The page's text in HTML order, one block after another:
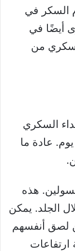
السكر في
أيضًا في
من
السكري
كل يوم. عادة ما
هذه
الجلد. يمكن
لصق أنفسهم
ارتفاعات